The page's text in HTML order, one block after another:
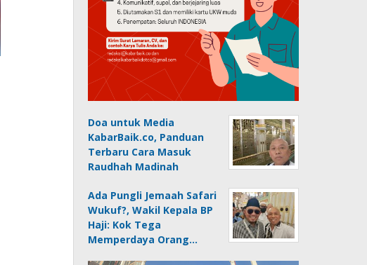
Doa untuk Media
KabarBaik.co, Panduan
Terbaru Cara Masuk
Raudhah Madinah
Ada Pungli Jemaah Safari
Wukuf?, Wakil Kepala BP
Haji: Kok Tega
Memperdaya Orang…